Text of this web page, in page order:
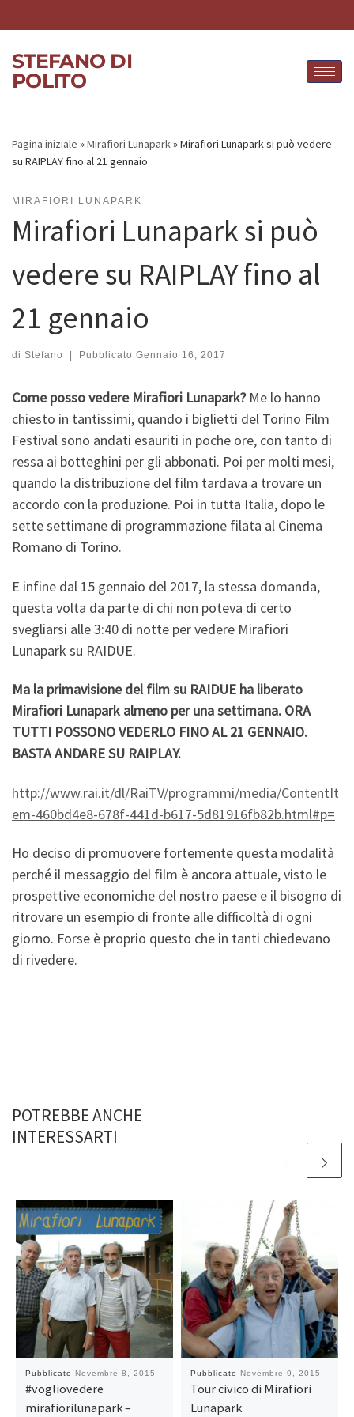
STEFANO DI
POLITO
Pagina iniziale »Mirafiori Lunapark »Mirafiori Lunapark si può vedere
su RAIPLAY fino al 21 gennaio
MIRAFIORI LUNAPARK
Mirafiori Lunapark si può
vedere su RAIPLAY fino al
21 gennaio
di Stefano Pubblicato Gennaio 16, 2017
Come posso vedere Mirafiori Lunapark?Me lo hanno
chiesto in tantissimi, quando i biglietti del Torino Film
Festival sono andati esauriti in poche ore, con tanto di
ressa ai botteghini per gli abbonati. Poi per molti mesi,
quando la distribuzione del film tardava a trovare un
accordo con la produzione. Poi in tutta Italia, dopo le
sette settimane di programmazione filata al Cinema
Romano di Torino.
E infine dal 15 gennaio del 2017, la stessa domanda,
questa volta da parte di chi non poteva di certo
svegliarsi alle 3:40 di notte per vedere Mirafiori
Lunapark su RAIDUE.
Ma la primavisione del film su RAIDUE ha liberato
Mirafiori Lunapark almeno per una settimana. ORA
TUTTI POSSONO VEDERLO FINO AL 21 GENNAIO.
BASTA ANDARE SU RAIPLAY.
http://www.rai.it/dl/RaiTV/programmi/media/ContentIt
em-460bd4e8-678f-441d-b617-5d81916fb82b.html#p=
Ho deciso di promuovere fortemente questa modalità
perché il messaggio del film è ancora attuale, visto le
prospettive economiche del nostro paese e il bisogno di
ritrovare un esempio di fronte alle difficoltà di ogni
giorno. Forse è proprio questo che in tanti chiedevano
di rivedere.
POTREBBE ANCHE
INTERESSARTI
Pubblicato Novembre 8, 2015
#vogliovedere
mirafiorilunapark –
Pubblicato Novembre 9, 2015
Tour civico di Mirafiori
Lunapark